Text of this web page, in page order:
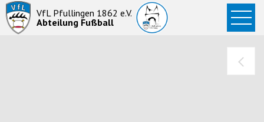
VfL Pfullingen 1862 e.V.
Abteilung Fußball
Startseite
News